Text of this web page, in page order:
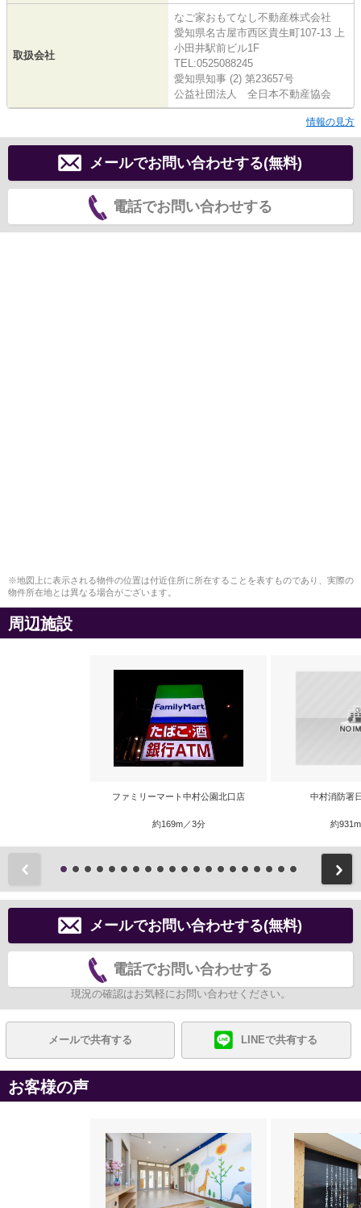
取扱会社
なご家おもてなし不動産株式会社
愛知県名古屋市西区貴生町107-13 上
小田井駅前ビル1F
TEL:0525088245
愛知県知事 (2) 第23657号
公益社団法人 全日本不動産協会
情報の見方
メールでお問い合わせする(無料)
電話でお問い合わせする
※地図上に表示される物件の位置は付近住所に所在することを表すものであり、実際の
物件所在地とは異なる場合がございます。
周辺施設
ファミリーマート中村公園北口店
約169m／3分
中村消防署
約
メールでお問い合わせする(無料)
電話でお問い合わせする
現況の確認はお気軽にお問い合わせください。
メールで共有する LINEで共有する
お客様の声